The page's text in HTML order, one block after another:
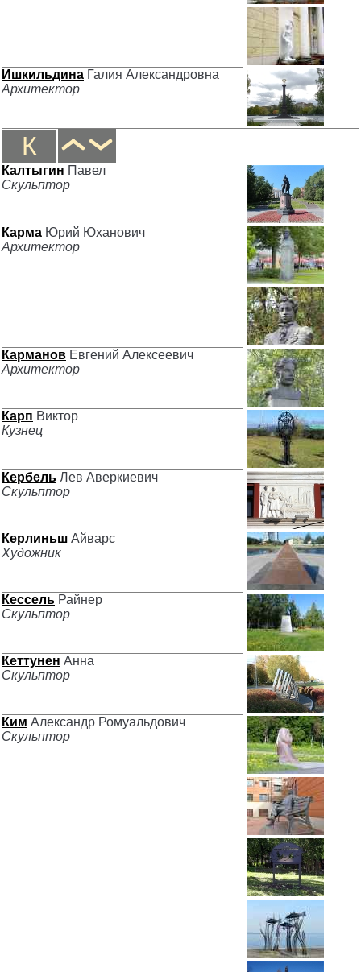
Ишкильдина Галия Александровна
Архитектор
К
Калтыгин Павел
Скульптор
Карма Юрий Юханович
Архитектор
Карманов Евгений Алексеевич
Архитектор
Карп Виктор
Кузнец
Кербель Лев Аверкиевич
Скульптор
Керлиньш Айварс
Художник
Кессель Райнер
Скульптор
Кеттунен Анна
Скульптор
Ким Александр Ромуальдович
Скульптор